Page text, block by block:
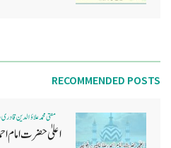
RECOMMENDED POSTS
مفتی محمد علاؤ الدین
اعلیٰ حضرت امام